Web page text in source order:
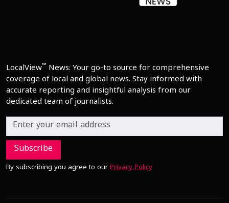
LocalView™ News: Your go-to source for comprehensive
coverage of local and global news. Stay informed with
accurate reporting and insightful analysis from our
dedicated team of journalists.
Subscribe
By subscribing you agree to our Privacy Policy